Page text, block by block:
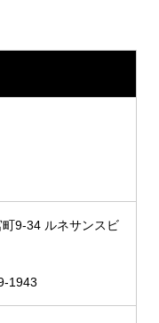
9-34 ルネサンスビ
1943